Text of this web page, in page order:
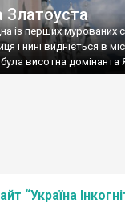
Златоуста
із перших мурованих
і нині видніється в
висотна домінанта
“Україна